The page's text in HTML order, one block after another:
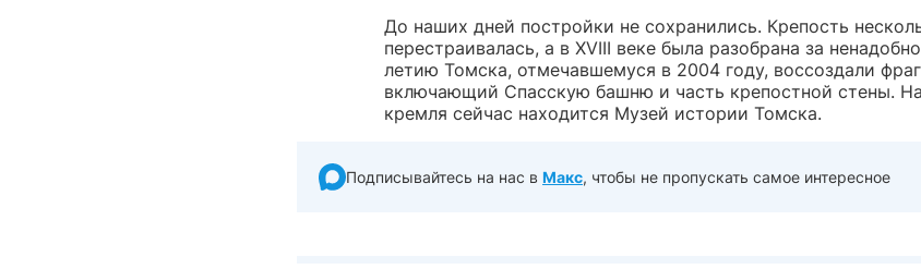
До наших дней постройки не сохранились. Крепость
перестраивалась, а в XVIII веке была разобрана за
летию Томска, отмечавшемуся в 2004 году, воссоздали
включающий Спасскую башню и часть крепостной стены.
кремля сейчас находится Музей истории Томска.
Подписывайтесь на нас в Макс, чтобы не пропускать самое интересное